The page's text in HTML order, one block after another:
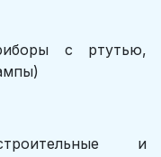
с ртутью,
и